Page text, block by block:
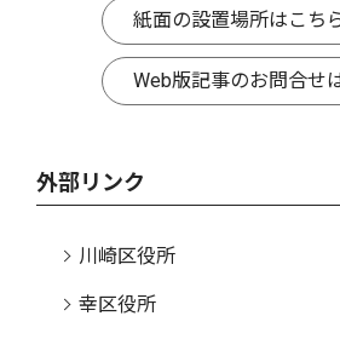
紙面の設置場所はこち
Web版記事のお問合せ
外部リンク
川崎区役所
幸区役所